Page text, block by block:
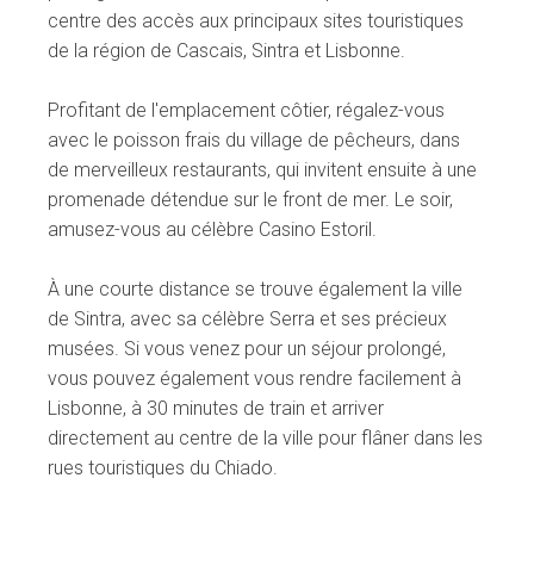
centre des accès aux principaux sites touristiques
de la région de Cascais, Sintra et Lisbonne.
Profitant de l'emplacement côtier, régalez-vous
avec le poisson frais du village de pêcheurs, dans
de merveilleux restaurants, qui invitent ensuite à une
promenade détendue sur le front de mer. Le soir,
amusez-vous au célèbre Casino Estoril.
À une courte distance se trouve également la ville
de Sintra, avec sa célèbre Serra et ses précieux
musées. Si vous venez pour un séjour prolongé,
vous pouvez également vous rendre facilement à
Lisbonne, à 30 minutes de train et arriver
directement au centre de la ville pour flâner dans les
rues touristiques du Chiado.